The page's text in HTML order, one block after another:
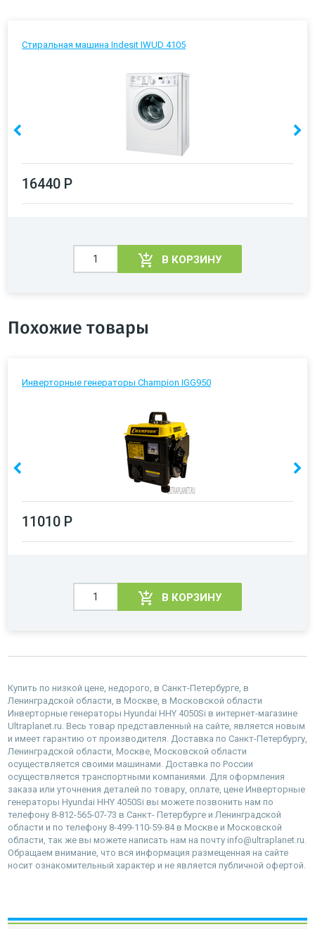
Стиральная машина Indesit IWUD 4105
16440 Р
В КОРЗИНУ
Похожие товары
Инверторные генераторы Champion IGG950
11010 Р
В КОРЗИНУ
Купить по низкой цене, недорого, в Санкт-Петербурге, в
Ленинградской области, в Москве, в Московской области
Инверторные генераторы Hyundai HHY 4050Si в интернет-магазине
Ultraplanet.ru. Весь товар представленный на сайте, является новым
и имеет гарантию от производителя. Доставка по Санкт-Петербургу,
Ленинградской области, Москве, Московской области
осуществляется своими машинами. Доставка по России
осуществляется транспортными компаниями. Для оформления
заказа или уточнения деталей по товару, оплате, цене Инверторные
генераторы Hyundai HHY 4050Si вы можете позвонить нам по
телефону 8-812-565-07-73 в Санкт- Петербурге и Ленинградской
области и по телефону 8-499-110-59-84 в Москве и Московской
области, так же вы можете написать нам на почту info@ultraplanet.ru.
Обращаем внимание, что вся информация размещенная на сайте
носит ознакомительный характер и не является публичной офертой.
наверх